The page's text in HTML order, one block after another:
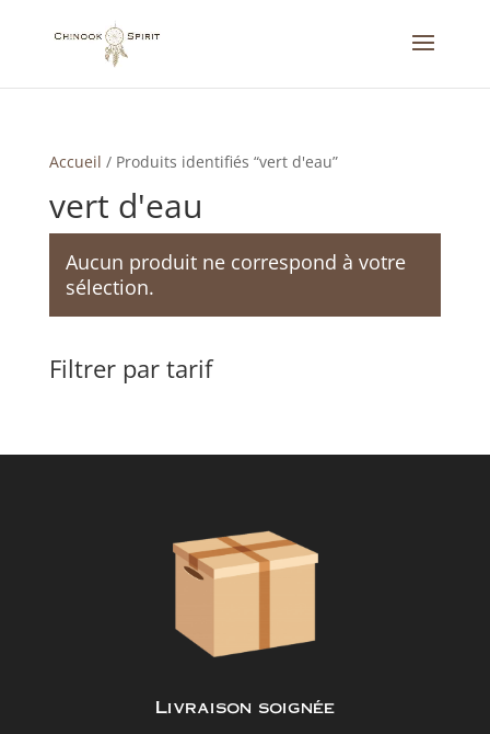
Accueil / Produits identifiés “vert d'eau”
vert d'eau
Aucun produit ne correspond à votre
sélection.
Filtrer par tarif
Livraison soignée